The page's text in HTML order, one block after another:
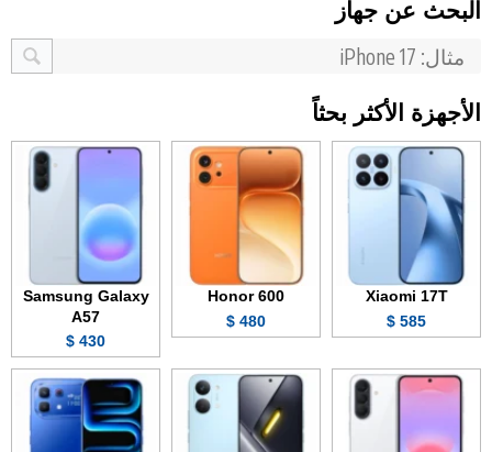
البحث عن جهاز
الأجهزة الأكثر بحثاً
Xiaomi 17T
585 $
Honor 600
480 $
Samsung Galaxy
A57
430 $